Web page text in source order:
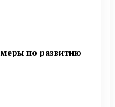
меры по развитию